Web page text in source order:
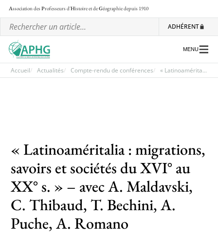
Association desProfesseurs d'Histoire et deGéographiedepuis 1910
ADHÉRENT
Communiqués et motions
Lettre d’information de l’APHG
L’APHG dans la presse
MENU
Accueil Actualités Compte-rendu de conférences « Latinoamérita...
« Latinoaméritalia : migrations,
savoirs et sociétés du XVI° au
XX° s. » – avec A. Maldavski,
C. Thibaud, T. Bechini, A.
Puche, A. Romano